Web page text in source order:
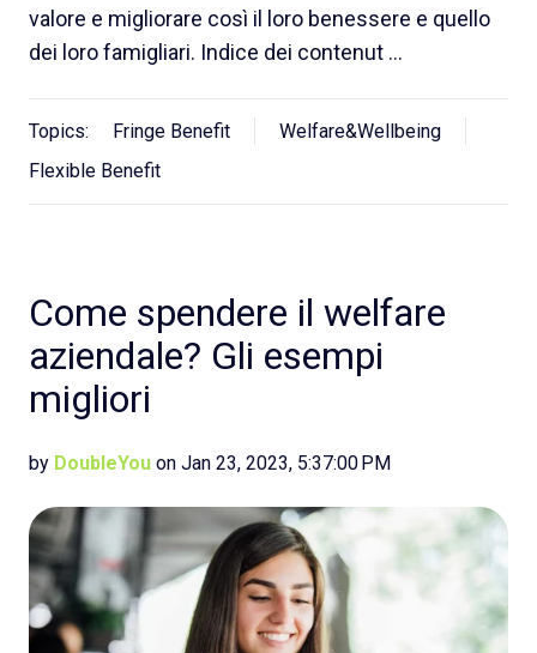
valore e migliorare così il loro benessere e quello
dei loro famigliari. Indice dei contenut …
Topics: Fringe Benefit
Welfare&Wellbeing
Flexible Benefit
Come spendere il welfare
aziendale? Gli esempi
migliori
by DoubleYou on Jan 23, 2023, 5:37:00 PM